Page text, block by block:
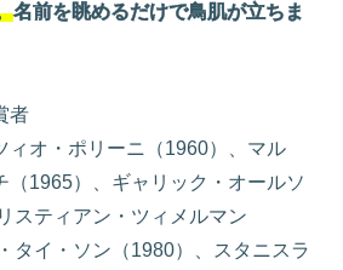
名前を眺めるだけで鳥肌が立ちま
者
ィオ・ポリーニ（1960）、マル
（1965）、ギャリック・オールソ
スティアン・ツィメルマン
タイ・ソン（1980）、スタニスラ